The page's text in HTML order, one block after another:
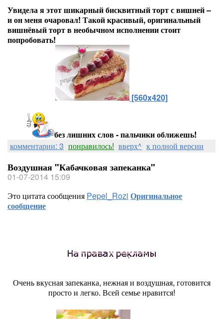
Увидела я этот шикарный бисквитный торт с вишней –
и он меня очаровал! Такой красивый, оригинальный
вишнёвый торт в необычном исполнении стоит
попробовать!
[560x420]
без лишних слов - пальчики оближешь!
комментарии: 3 понравилось! вверх^ к полной версии
Воздушная "Кабачковая запеканка"
01-07-2014 15:09
Это цитата сообщения Pepel_Rozi Оригинальное
сообщение
Очень вкусная запеканка, нежная и воздушная, готовится
просто и легко. Всей семье нравится!